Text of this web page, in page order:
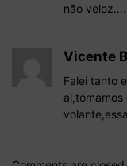
não veloz….
Vicente
Falei tanto